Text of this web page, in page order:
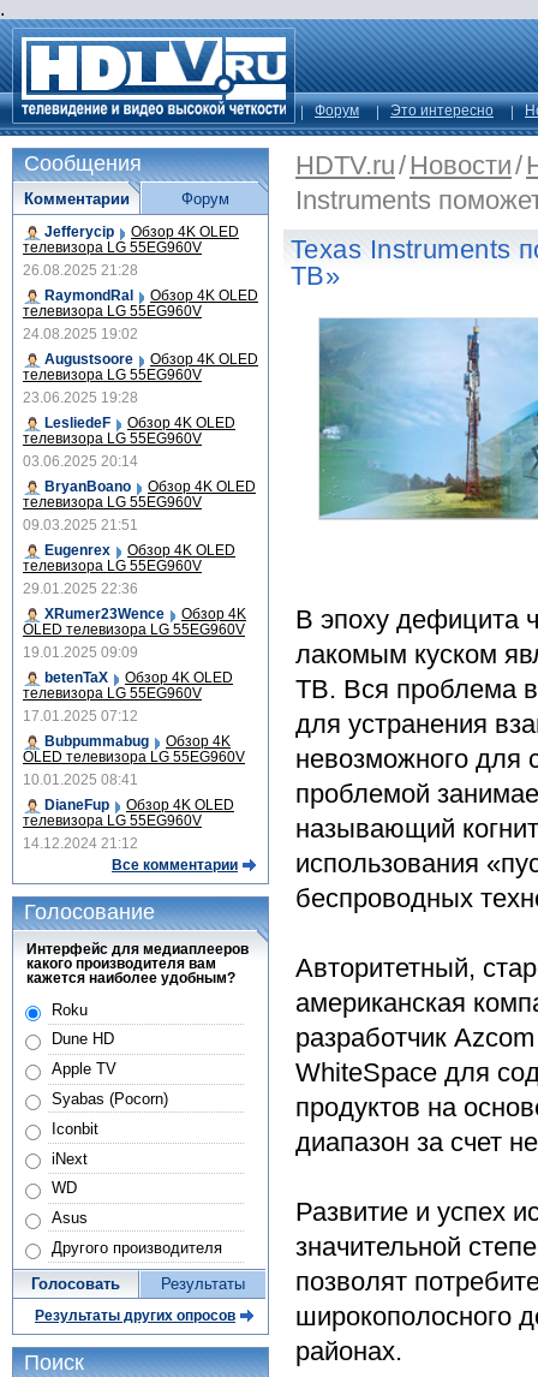
.
Форум Это интересно
HDTV.ru/Новости/
Instruments
Texas Instruments
ТВ»
В эпоху дефицита
лакомым куском
ТВ. Вся проблема
для устранения
невозможного для
проблемой
называющий
использования
беспроводных
Авторитетный,
американская
разработчик
WhiteSpace для
продуктов на
диапазон за счет
Развитие и успех
значительной
позволят
широкополосного
районах.
Сообщения
Комментарии
Jefferycip Обзор 4K OLED
телевизора LG 55EG960V
26.08.2025 21:28
RaymondRal
Обзор 4K OLED
телевизора LG 55EG960V
24.08.2025 19:02
Augustsoore
Обзор 4K OLED
телевизора LG 55EG960V
23.06.2025 19:28
LesliedeF
Обзор 4K OLED
телевизора LG 55EG960V
03.06.2025 20:14
BryanBoano
Обзор 4K OLED
телевизора LG 55EG960V
09.03.2025 21:51
Eugenrex
Обзор 4K OLED
телевизора LG 55EG960V
29.01.2025 22:36
XRumer23Wence
Обзор 4K
OLED телевизора LG 55EG960V
19.01.2025 09:09
betenTaX
Обзор 4K OLED
телевизора LG 55EG960V
17.01.2025 07:12
Bubpummabug
Обзор 4K
OLED телевизора LG 55EG960V
10.01.2025 08:41
DianeFup
Обзор 4K OLED
телевизора LG 55EG960V
14.12.2024 21:12
Все комментарии
Форум
Голосование
Интерфейс для медиаплееров
какого производителя вам
кажется наиболее удобным?
Roku
Dune HD
Apple TV
Syabas (Pocorn)
Iconbit
iNext
WD
Asus
Другого производителя
Голосовать Результаты
Результаты других опросов
Поиск